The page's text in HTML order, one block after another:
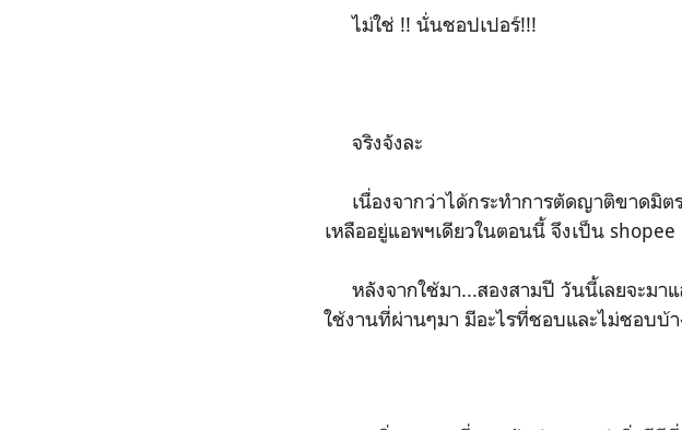
ไม่ใช่ !! นั่นชอปเปอร์!!!
จริงจังละ
เนื่องจากว่าได้กระทำการตัดญาติขาดมิ
เหลืออยู่แอพฯเดียวในตอนนี้ จึงเป็น shopee
หลังจากใช้มา...สองสามปี วันนี้เลยจะมา
ใช้งานที่ผ่านๆมา มีอะไรที่ชอบและไม่ชอบบ้า